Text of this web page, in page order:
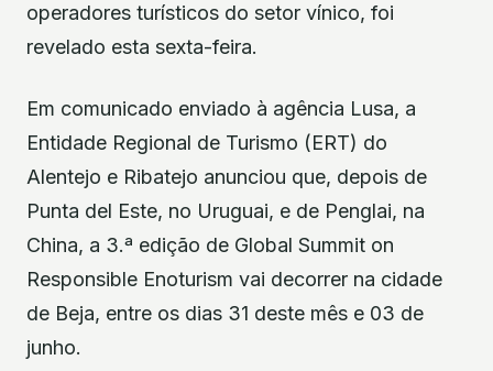
operadores turísticos do setor vínico, foi
revelado esta sexta-feira.
Em comunicado enviado à agência Lusa, a
Entidade Regional de Turismo (ERT) do
Alentejo e Ribatejo anunciou que, depois de
Punta del Este, no Uruguai, e de Penglai, na
China, a 3.ª edição de Global Summit on
Responsible Enoturism vai decorrer na cidade
de Beja, entre os dias 31 deste mês e 03 de
junho.